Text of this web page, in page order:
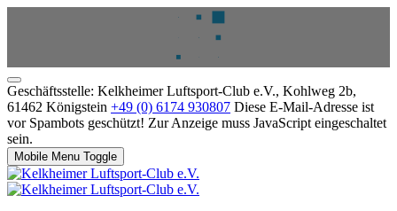
Geschäftsstelle: Kelkheimer Luftsport-Club e.V., Kohlweg 2b,
61462 Königstein +49 (0) 6174 930807 Diese E-Mail-Adresse ist
vor Spambots geschützt! Zur Anzeige muss JavaScript eingeschaltet
sein.
Mobile Menu Toggle